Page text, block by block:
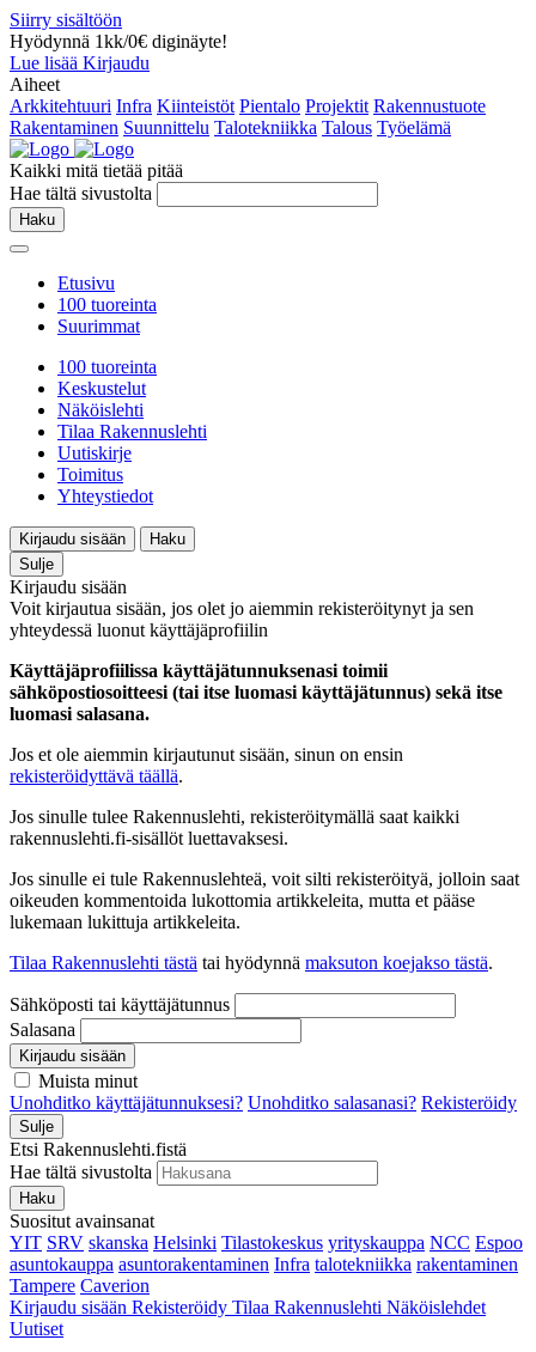
Siirry sisältöön
Hyödynnä 1kk/0€ diginäyte!
Lue lisää Kirjaudu
Aiheet
Arkkitehtuuri Infra Kiinteistöt Pientalo Projektit Rakennustuote
Rakentaminen Suunnittelu Talotekniikka Talous Työelämä
Kaikki mitä tietää pitää
Hae tältä sivustolta
Haku
Etusivu
100 tuoreinta
Suurimmat
100 tuoreinta
Keskustelut
Näköislehti
Tilaa Rakennuslehti
Uutiskirje
Toimitus
Yhteystiedot
Kirjaudu sisään
Haku
Sulje
Kirjaudu sisään
Voit kirjautua sisään, jos olet jo aiemmin rekisteröitynyt ja sen
yhteydessä luonut käyttäjäprofiilin
Käyttäjäprofiilissa käyttäjätunnuksenasi toimii
sähköpostiosoitteesi (tai itse luomasi käyttäjätunnus) sekä itse
luomasi salasana.
Jos et ole aiemmin kirjautunut sisään, sinun on ensin
rekisteröidyttävä täällä.
Jos sinulle tulee Rakennuslehti, rekisteröitymällä saat kaikki
rakennuslehti.fi-sisällöt luettavaksesi.
Jos sinulle ei tule Rakennuslehteä, voit silti rekisteröityä, jolloin saat
oikeuden kommentoida lukottomia artikkeleita, mutta et pääse
lukemaan lukittuja artikkeleita.
Tilaa Rakennuslehti tästä tai hyödynnä maksuton koejakso tästä.
Sähköposti tai käyttäjätunnus
Salasana
Kirjaudu sisään
Muista minut
Unohditko käyttäjätunnuksesi? Unohditko salasanasi? Rekisteröidy
Sulje
Etsi Rakennuslehti.fistä
Hae tältä sivustolta
Haku
Suositut avainsanat
YIT SRV skanska Helsinki Tilastokeskus yrityskauppa NCC Espoo
asuntokauppa asuntorakentaminen Infra talotekniikka rakentaminen
Tampere Caverion
Kirjaudu sisään Rekisteröidy Tilaa Rakennuslehti Näköislehdet
Uutiset